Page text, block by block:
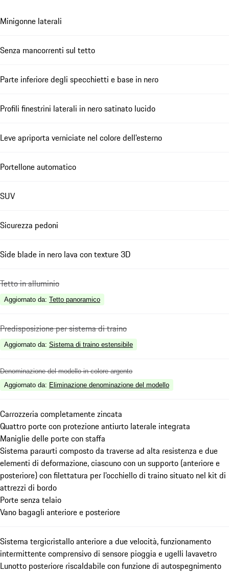
Minigonne laterali
Senza mancorrenti sul tetto
Parte inferiore degli specchietti e base in nero
Profili finestrini laterali in nero satinato lucido
Leve apriporta verniciate nel colore dell'esterno
Portellone automatico
SUV
Sicurezza pedoni
Side blade in nero lava con texture 3D
Tetto in alluminio
Aggiornato da: Tetto panoramico
Predisposizione per sistema di traino
Aggiornato da: Sistema di traino estensibile
Denominazione del modello in colore argento
Aggiornato da: Eliminazione denominazione del modello
Carrozzeria completamente zincata
Quattro porte con protezione antiurto laterale integrata
Maniglie delle porte con staffa
Sistema paraurti composto da traverse ad alta resistenza e due
elementi di deformazione, ciascuno con un supporto (anteriore e
posteriore) con filettatura per l'occhiello di traino situato nel kit di
attrezzi di bordo
Porte senza telaio
Vano bagagli anteriore e posteriore
Sistema tergicristallo anteriore a due velocità, funzionamento
intermittente comprensivo di sensore pioggia e ugelli lavavetro
Lunotto posteriore riscaldabile con funzione di autospegnimento